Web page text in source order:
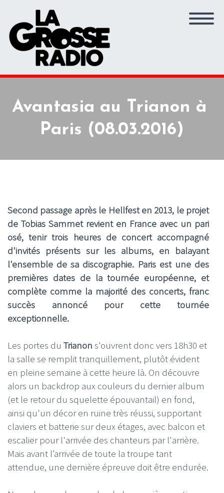
Avantasia au Trianon à
Paris (08.03.2016)
Second passage après le Hellfest en 2013, le projet
de Tobias Sammet revient en France avec un pari
osé, tenir trois heures de concert accompagné
d'invités présents sur les albums, en balayant
l'ensemble de sa discographie. Paris est une des
premières dates de la tournée européenne, et
complète comme la majorité des concerts, franc
succès annoncé pour cette tournée
exceptionnelle.
Les portes du Trianon s'ouvrent donc vers 18h30 et
la salle se remplit tranquillement, plutôt évident
en pleine semaine à cette heure là. On découvre
alors un backdrop aux couleurs du dernier album
(et le retour du squelette épouvantail) en fond,
ainsi qu'un décor en ruine très réussi, supportant
claviers et batterie sur deux étages, avec balcon et
escalier pour l'arrivée des chanteurs par l'arrière.
Mais avant l’arrivée de toute la troupe tant
attendue, une dernière épreuve doit être endurée.